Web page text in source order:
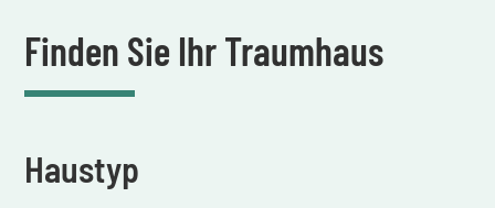
Finden Sie Ihr Traumhaus
Haustyp